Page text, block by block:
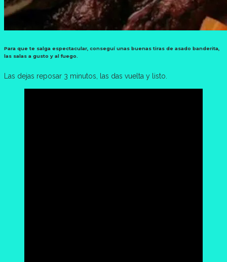
Para que te salga espectacular, conseguí unas buenas tiras de asado banderita,
las salas a gusto y al fuego.
Las dejas reposar 3 minutos, las das vuelta y listo.